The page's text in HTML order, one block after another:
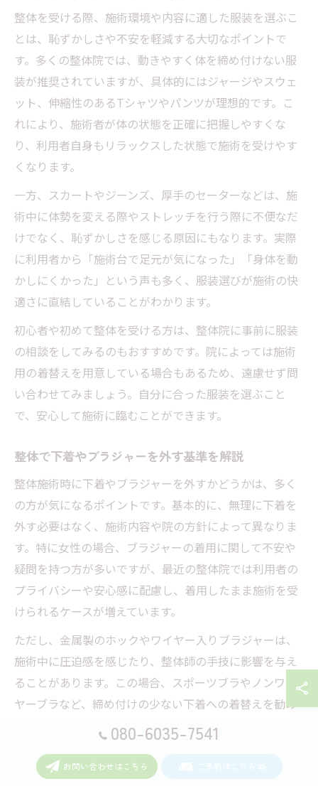
整体を受ける際、施術環境や内容に適した服装を選ぶこ
とは、恥ずかしさや不安を軽減する大切なポイントで
す。多くの整体院では、動きやすく体を締め付けない服
装が推奨されていますが、具体的にはジャージやスウェ
ット、伸縮性のあるTシャツやパンツが理想的です。こ
れにより、施術者が体の状態を正確に把握しやすくな
り、利用者自身もリラックスした状態で施術を受けやす
くなります。
一方、スカートやジーンズ、厚手のセーターなどは、施
術中に体勢を変える際やストレッチを行う際に不便なだ
けでなく、恥ずかしさを感じる原因にもなります。実際
に利用者から「施術台で足元が気になった」「身体を動
かしにくかった」という声も多く、服装選びが施術の快
適さに直結していることがわかります。
初心者や初めて整体を受ける方は、整体院に事前に服装
の相談をしてみるのもおすすめです。院によっては施術
用の着替えを用意している場合もあるため、遠慮せず問
い合わせてみましょう。自分に合った服装を選ぶこと
で、安心して施術に臨むことができます。
整体で下着やブラジャーを外す基準を解説
整体施術時に下着やブラジャーを外すかどうかは、多く
の方が気になるポイントです。基本的に、無理に下着を
外す必要はなく、施術内容や院の方針によって異なりま
す。特に女性の場合、ブラジャーの着用に関して不安や
疑問を持つ方が多いですが、最近の整体院では利用者の
プライバシーや安心感に配慮し、着用したまま施術を受
けられるケースが増えています。
ただし、金属製のホックやワイヤー入りブラジャーは、
施術中に圧迫感を感じたり、整体師の手技に影響を与え
ることがあります。この場合、スポーツブラやノンワイ
ヤーブラなど、締め付けの少ない下着への着替えを勧め
られることもあります。事前に整体院へ相談し、必要に
施術者から下着の着脱を求められた際は、理由や必要性
080-6035-7541
お問い合わせはこちら